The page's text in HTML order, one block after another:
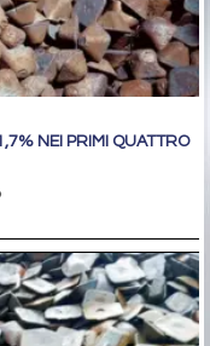
NEI PRIMI QUATTRO